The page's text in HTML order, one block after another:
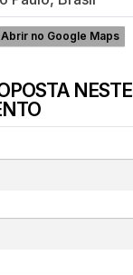
Abrir no Google Maps
NESTE